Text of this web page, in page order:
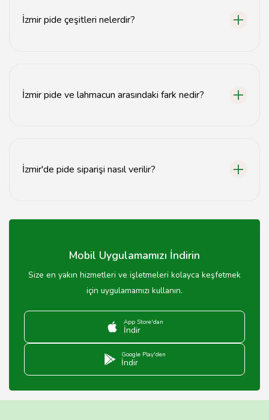
İzmir pide çeşitleri nelerdir?
İzmir pide ve lahmacun arasındaki fark nedir?
İzmir'de pide siparişi nasıl verilir?
sipariş imkanı sunar. Restoranın web sitesinden veya
Mobil Uygulamamızı İndirin
Size en yakın hizmetleri ve işletmeleri kolayca keşfetmek
için uygulamamızı kullanın.
App Store'dan
İndir
Google Play'den
İndir